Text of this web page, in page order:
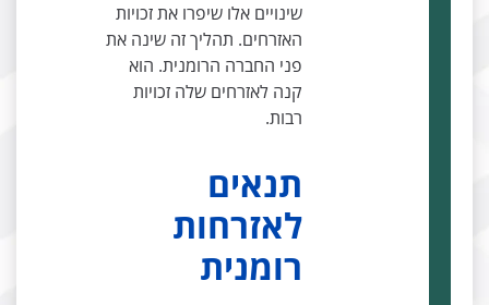
שינויים אלו שיפרו את זכויות
האזרחים. תהליך זה שינה את
פני החברה הרומנית. הוא
קנה לאזרחים שלה זכויות
תנאים
לאזרחות
רומנית